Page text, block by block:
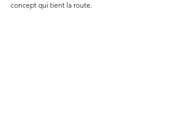
concept qui tient la route.